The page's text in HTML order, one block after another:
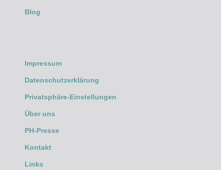
Blog
Impressum
Datenschutzerklärung
Privatsphäre-Einstellungen
Über uns
PH-Presse
Kontakt
Links